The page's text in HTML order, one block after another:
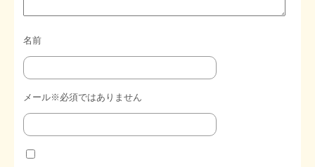
名前
メール※必須ではありません